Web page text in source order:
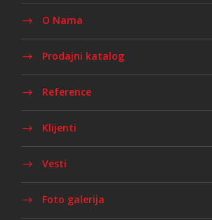
O Nama
Prodajni katalog
Reference
Klijenti
Vesti
Foto galerija